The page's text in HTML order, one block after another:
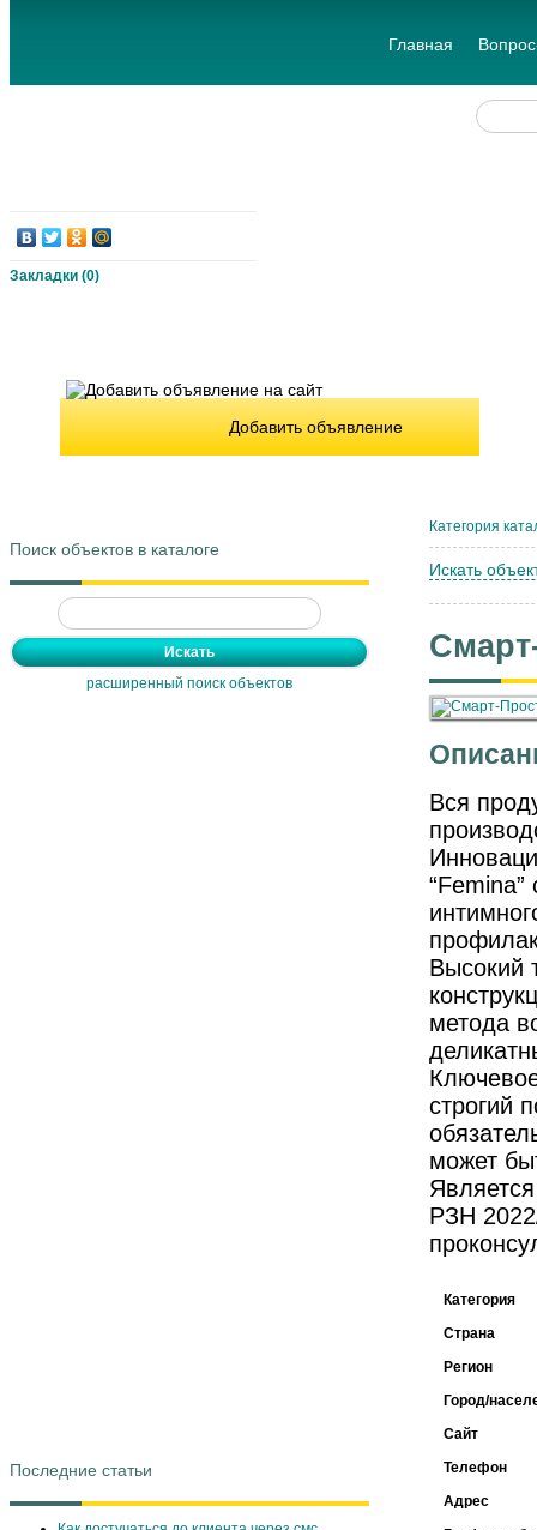
Главная
Закладки (0)
Добавить объявление
Поиск объектов в каталоге
расширенный поиск объектов
Последние статьи
Категория
Искать
Вся
Высокий
метода
строгий
может
РЗН
Категория
Страна
Регион
Город/
Сайт
Телефон
Адрес